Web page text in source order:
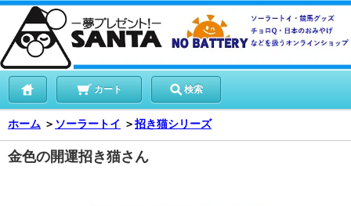
カート 検索
ホーム ＞ ソーラートイ ＞招き猫シリーズ
金色の開運招き猫さん